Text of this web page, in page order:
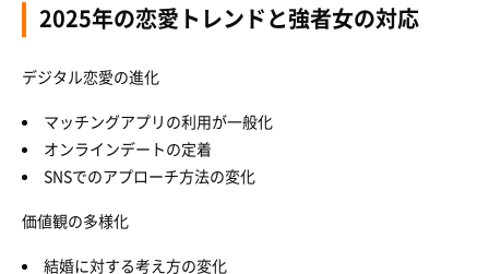
2025年の恋愛トレンドと強者女の対応
デジタル恋愛の進化
マッチングアプリの利用が一般化
オンラインデートの定着
SNSでのアプローチ方法の変化
価値観の多様化
結婚に対する考え方の変化